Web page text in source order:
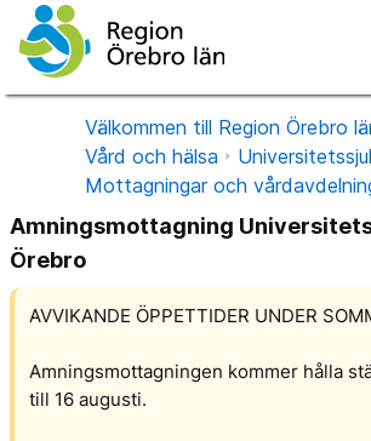
Välkommen till Region Örebro
Vård och hälsa
Mottagningar och
Amningsmottagning
Örebro
AVVIKANDE ÖPPETTIDER UNDER
Amningsmottagningen kommer hålla
till 16 augusti.